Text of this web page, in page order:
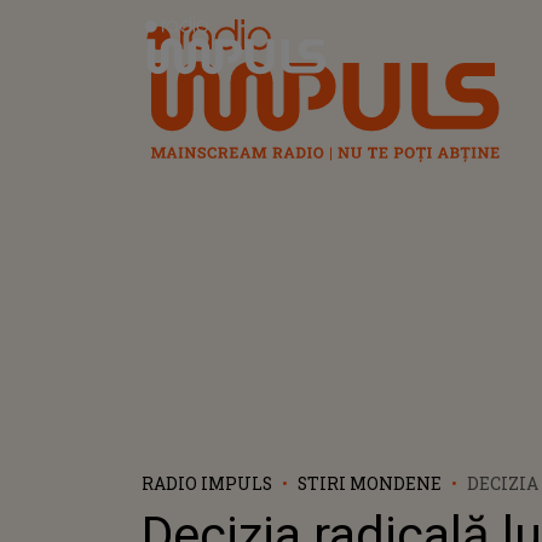
Radio Impuls
RADIO IMPULS STIRI MONDENE
DIN